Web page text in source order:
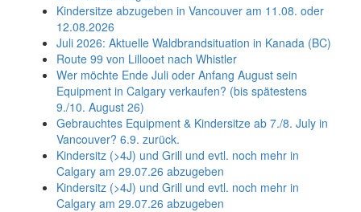
Kindersitze abzugeben in Vancouver am 11.08. oder
12.08.2026
Juli 2026: Aktuelle Waldbrandsituation in Kanada (BC)
Route 99 von Lillooet nach Whistler
Wer möchte Ende Juli oder Anfang August sein
Equipment in Calgary verkaufen? (bis spätestens
9./10. August 26)
Gebrauchtes Equipment & Kindersitze ab 7./8. July in
Vancouver? 6.9. zurück.
Kindersitz (>4J) und Grill und evtl. noch mehr in
Calgary am 29.07.26 abzugeben
Kindersitz (>4J) und Grill und evtl. noch mehr in
Calgary am 29.07.26 abzugeben